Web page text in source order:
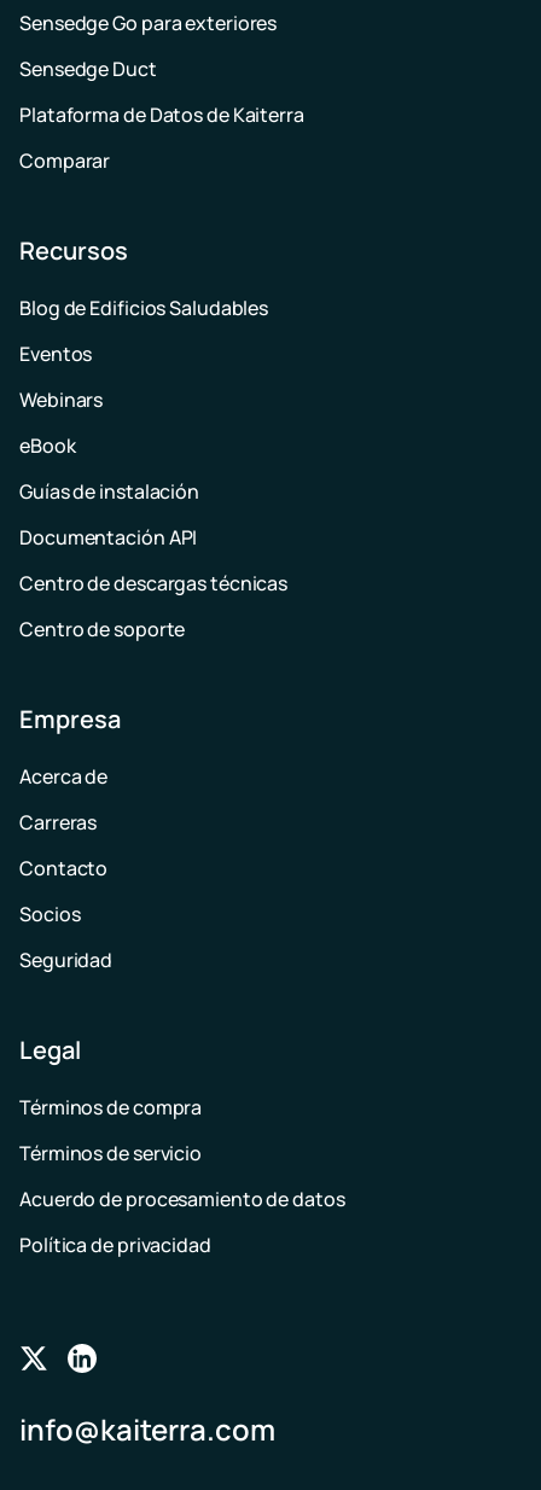
Sensedge Go para exteriores
Sensedge Duct
Plataforma de Datos de Kaiterra
Comparar
Recursos
Blog de Edificios Saludables
Eventos
Webinars
eBook
Guías de instalación
Documentación API
Centro de descargas técnicas
Centro de soporte
Empresa
Acerca de
Carreras
Contacto
Socios
Seguridad
Legal
Términos de compra
Términos de servicio
Acuerdo de procesamiento de datos
Política de privacidad
on
Twitter
on
LinkedIn
info@kaiterra.com